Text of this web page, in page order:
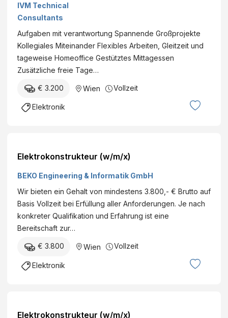
Schaltanlage
n |
Verteilertech
nik | AutoCAD
ab €Wien
Vollzeit
IVM Technical
Consultants
Aufgaben mit verantwortung Spannende Großprojekte
Kollegiales Miteinander Flexibles Arbeiten, Gleitzeit und
tageweise Homeoffice Gestütztes Mittagessen
Zusätzliche freie Tage…
€ 3.200 Wien Vollzeit
Elektronik
Elektrokonstrukteur (w/m/x)
BEKO Engineering & Informatik GmbH
Wir bieten ein Gehalt von mindestens 3.800,- € Brutto auf
Basis Vollzeit bei Erfüllung aller Anforderungen. Je nach
konkreter Qualifikation und Erfahrung ist eine
Bereitschaft zur…
€ 3.800 Wien Vollzeit
Elektronik
Elektrokonstrukteur (w/m/x)